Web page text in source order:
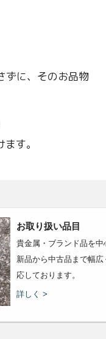
ずに、そのお品物
す。
お取り扱い品目
貴金属・ブランド品を中
新品から中古品まで幅広
応しております。
詳しく >